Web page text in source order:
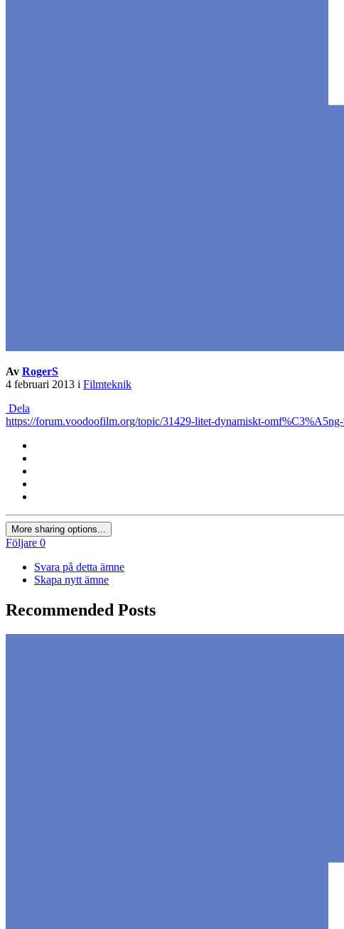
Av RogerS
4 februari 2013 i Filmteknik
Dela
https://forum.voodoofilm.org/topic/31429-litet-dynamiskt-
More sharing options...
Följare 0
Svara på detta ämne
Skapa nytt ämne
Recommended Posts